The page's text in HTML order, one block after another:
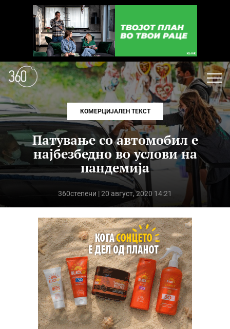
КОМЕРЦИЈАЛЕН ТЕКСТ
Патување со автомобил е
најбезбедно во услови на
пандемија
360степени | 20 август, 2020 14:21